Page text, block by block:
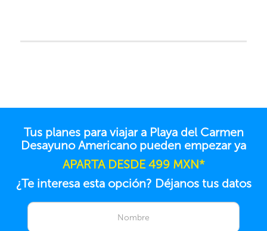
Tus planes para viajar a Playa del Carmen
Desayuno Americano pueden empezar ya
APARTA DESDE 499 MXN*
¿Te interesa esta opción? Déjanos tus datos